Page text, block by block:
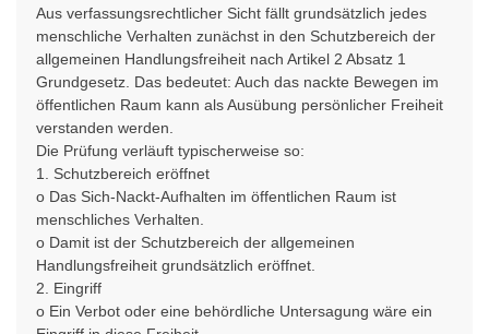
Aus verfassungsrechtlicher Sicht fällt grundsätzlich jedes
menschliche Verhalten zunächst in den Schutzbereich der
allgemeinen Handlungsfreiheit nach Artikel 2 Absatz 1
Grundgesetz. Das bedeutet: Auch das nackte Bewegen im
öffentlichen Raum kann als Ausübung persönlicher Freiheit
verstanden werden.
Die Prüfung verläuft typischerweise so:
1. Schutzbereich eröffnet
o Das Sich-Nackt-Aufhalten im öffentlichen Raum ist
menschliches Verhalten.
o Damit ist der Schutzbereich der allgemeinen
Handlungsfreiheit grundsätzlich eröffnet.
2. Eingriff
o Ein Verbot oder eine behördliche Untersagung wäre ein